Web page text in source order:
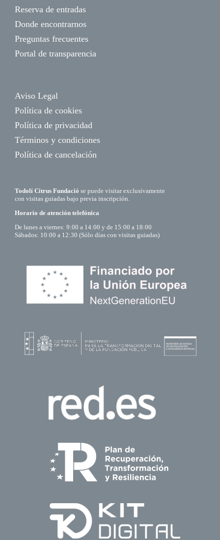
Reserva de entradas
Donde encontrarnos
Preguntas frecuentes
Portal de transparencia
Aviso Legal
Política de cookies
Política de privacidad
Términos y condiciones
Política de cancelación
Todolí Citrus Fundació se puede visitar exclusivamente
con visitas guiadas bajo previa inscripción.
Horario de atención telefónica
De lunes a viernes: 9:00 a 14:00 y de 15:00 a 18:00
Sábados: 10:00 a 12:30 (Sólo días con visitas guiadas)